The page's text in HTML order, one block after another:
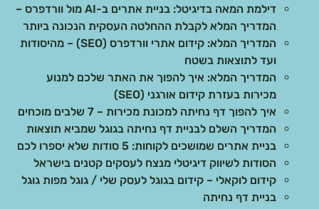
דילמת המאה בדיגיטל: בניית אתרים ב-AI מול וורדפרס –
המדריך המלא לקבלת ההחלטה העסקית הנכונה ביותר
המדריך המלא: קידום אתרי וורדפרס (SEO) – מהיסודות
ועד לתוצאות בשטח
המדריך המלא: איך להפוך את האתר שלכם למנוע
מכירות בעזרת קידום אורגני (SEO)
איך להפוך דף נחיתה למכונת מכירות – 7 שלבים מוכחים
המדריך השלם לבניית דף נחיתה בגוגל שמביא תוצאות
בניית אתרים שמושכים לקוחות: 5 סודות שלא יספרו לכם
הסודות לשיווק דיגיטלי מנצח לעסקים קטנים בישראל
קידום לוקאלי – קידום בגוגל לעסק שלי / גוגל מפות גוגל
בניית דף נחיתה